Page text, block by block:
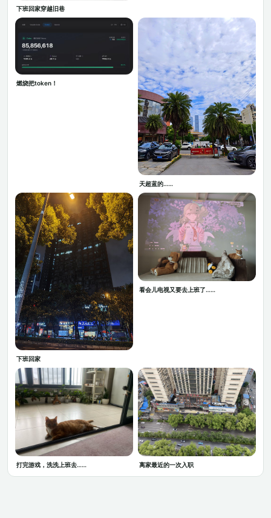
下班回家穿越旧巷
燃烧把token！
天超蓝的……
下班回家
看会儿电视又要去上班了……
打完游戏，洗洗上班去…… 离家最近的一次入职